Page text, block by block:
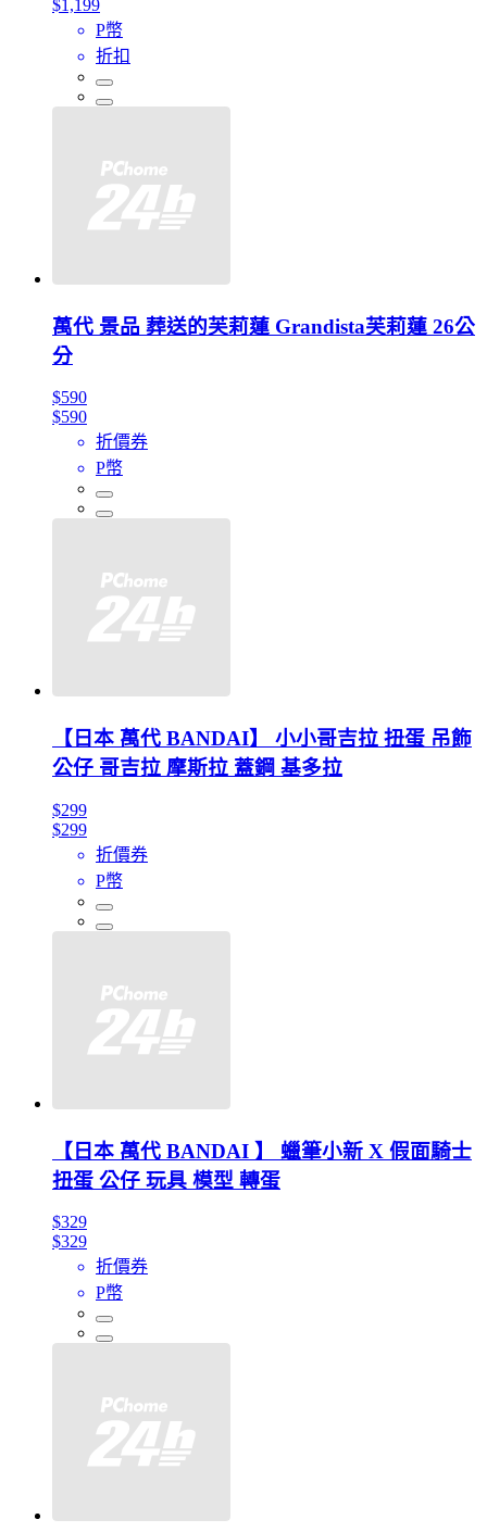
$1,199
P幣
折扣
萬代 景品 葬送的芙莉蓮 Grandista芙莉蓮 26公
分
$590
$590
折價券
P幣
【日本 萬代 BANDAI】 小小哥吉拉 扭蛋 吊飾
公仔 哥吉拉 摩斯拉 蓋鋼 基多拉
$299
$299
折價券
P幣
【日本 萬代 BANDAI 】 蠟筆小新 X 假面騎士
扭蛋 公仔 玩具 模型 轉蛋
$329
$329
折價券
P幣